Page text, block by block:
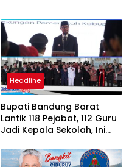
Headline
Bupati Bandung Barat
Lantik 118 Pejabat, 112 Guru
Jadi Kepala Sekolah, Ini
Barunya